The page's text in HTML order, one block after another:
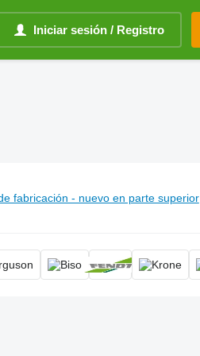
Iniciar sesión / Registro
fabricación - nuevo en parte superior